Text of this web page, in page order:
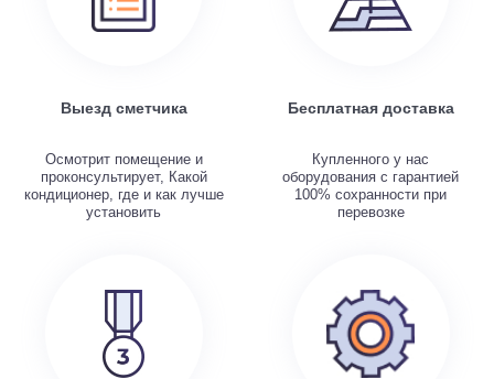
Выезд сметчика
Осмотрит помещение и
проконсультирует, Какой
кондиционер, где и как лучше
установить
Бесплатная доставка
Купленного у нас
оборудования с гарантией
100% сохранности при
перевозке